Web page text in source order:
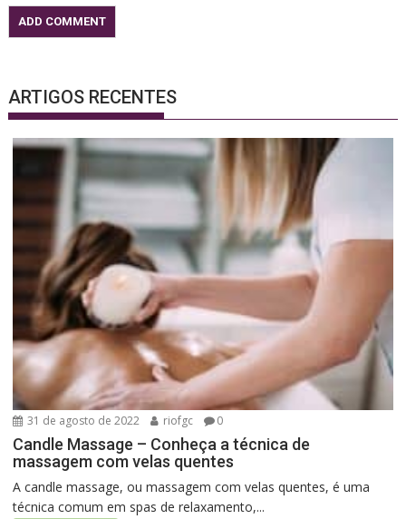
ARTIGOS RECENTES
31 de agosto de 2022 riofgc 0
Candle Massage – Conheça a técnica de
massagem com velas quentes
A candle massage, ou massagem com velas quentes, é uma
técnica comum em spas de relaxamento,...